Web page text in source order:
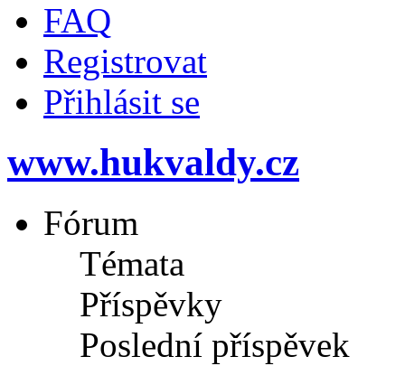
FAQ
Registrovat
Přihlásit se
www.hukvaldy.cz
Fórum
Témata
Příspěvky
Poslední příspěvek